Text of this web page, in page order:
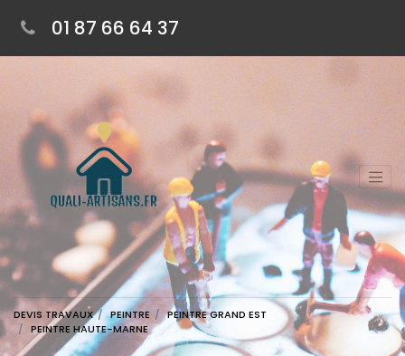
01 87 66 64 37
DEVIS TRAVAUX PEINTRE
PEINTRE GRAND EST
PEINTRE HAUTE-MARNE